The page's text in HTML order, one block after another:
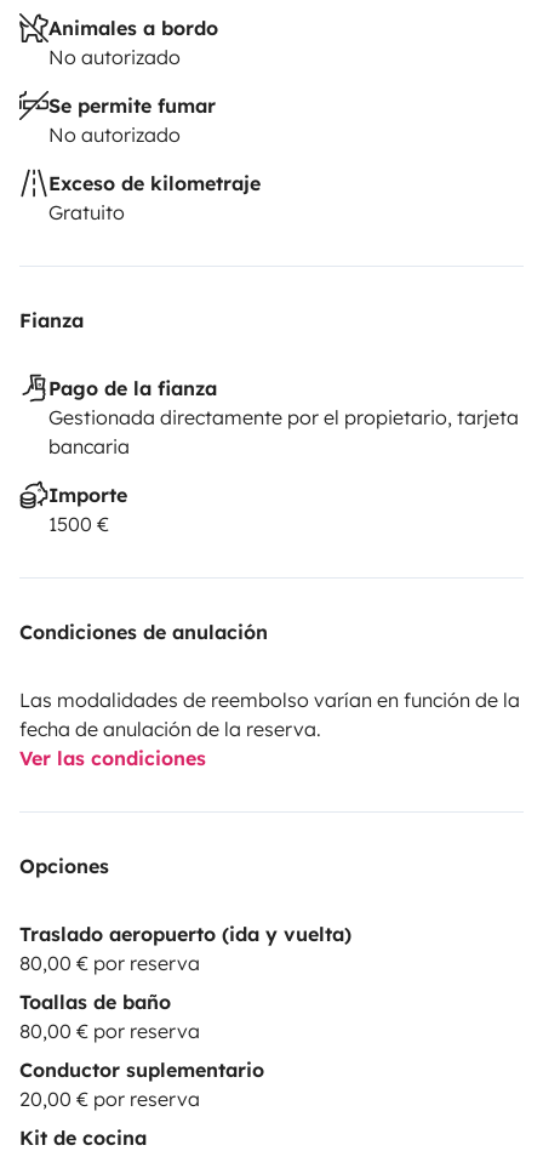
Animales a bordo
No autorizado
Se permite fumar
No autorizado
Exceso de kilometraje
Gratuito
Fianza
Pago de la fianza
Gestionada directamente por el propietario, tarjeta
bancaria
Importe
1500 €
Condiciones de anulación
Las modalidades de reembolso varían en función de la
fecha de anulación de la reserva.
Ver las condiciones
Opciones
Traslado aeropuerto (ida y vuelta)
80,00 € por reserva
Toallas de baño
80,00 € por reserva
Conductor suplementario
20,00 € por reserva
Kit de cocina